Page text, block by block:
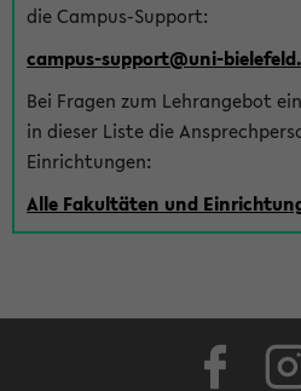
die Campus-Support:
campus-support@uni-
Bei Fragen zum Lehrangebot
in dieser Liste die
Einrichtungen:
Alle Fakultäten und